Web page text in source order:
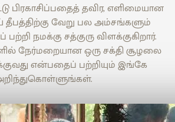
பிரகாசிப்பதைத் தவிர, எளிமையான
வேறு பல அம்சங்களும்
நமக்கு சத்குரு விளக்குகிறார்.
நேர்மறையான ஒரு சக்தி சூழலை
என்பதைப் பற்றியும் இங்கே